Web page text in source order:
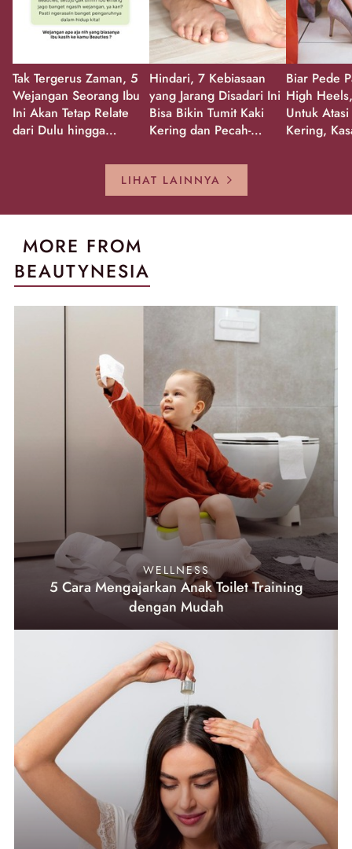
Tak Tergerus Zaman, 5
Wejangan Seorang Ibu
Ini Akan Tetap Relate
dari Dulu hingga
Hindari, 7 Kebiasaan
yang Jarang Disadari Ini
Bisa Bikin Tumit Kaki
Kering dan Pecah-
Biar Pede
High
Untuk
Kering,
LIHAT LAINNYA
MORE FROM
BEAUTYNESIA
WELLNESS
5 Cara Mengajarkan Anak Toilet Training
dengan Mudah